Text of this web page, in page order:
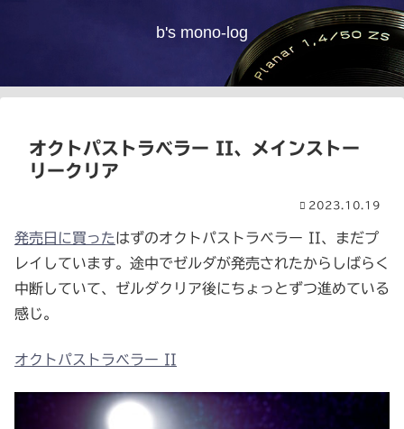
b's mono-log
オクトパストラベラー II、メインストー
リークリア
2023.10.19
発売日に買ったはずのオクトパストラベラー II、まだプ
レイしています。途中でゼルダが発売されたからしばらく
中断していて、ゼルダクリア後にちょっとずつ進めている
感じ。
オクトパストラベラー II